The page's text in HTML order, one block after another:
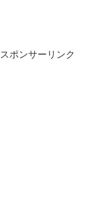
スポンサーリンク